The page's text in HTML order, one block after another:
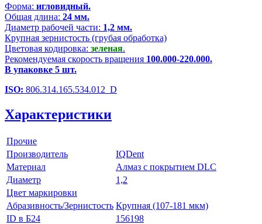
Форма: игловидный.
Общая длина: 24 мм.
Диаметр рабочей части: 1,2 мм.
Крупная зернистость (грубая обработка)
Цветовая кодировка: зеленая.
Рекомендуемая скорость вращения 100.000-220.000.
В упаковке 5 шт.
ISO: 806.314.165.534.012_D
Характеристики
Прочие
Производитель
IQDent
Материал
Алмаз с покрытием DLC
Диаметр
1,2
Цвет маркировки
Абразивность/Зернистость Крупная (107-181 мкм)
ID в Б24
156198